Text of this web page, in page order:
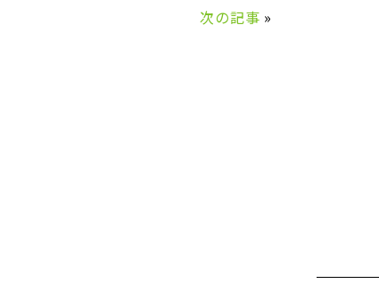
次の記事 »